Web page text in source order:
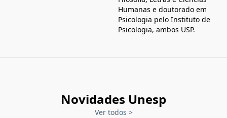
Humanas e doutorado em
Psicologia pelo Instituto de
Psicologia, ambos USP.
Novidades Unesp
Ver todos >